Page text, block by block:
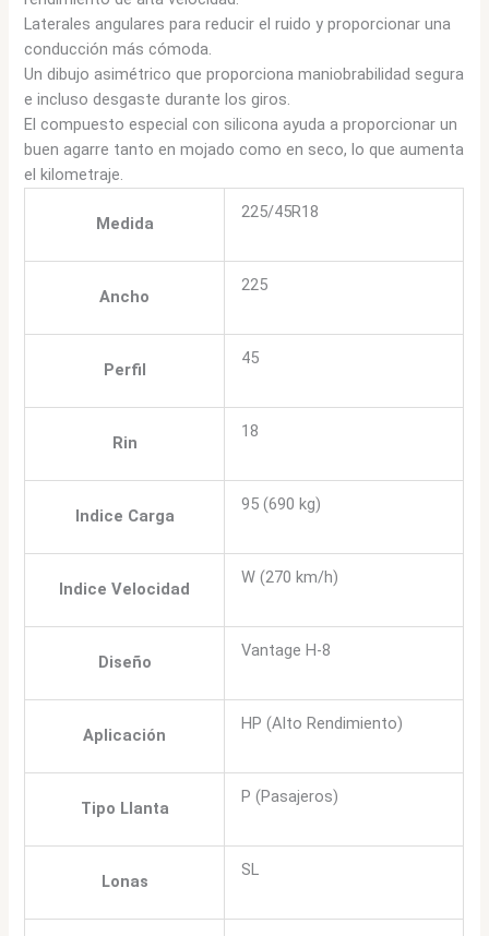
Laterales angulares para reducir el ruido y proporcionar una
conducción más cómoda.
Un dibujo asimétrico que proporciona maniobrabilidad segura
e incluso desgaste durante los giros.
El compuesto especial con silicona ayuda a proporcionar un
buen agarre tanto en mojado como en seco, lo que aumenta
el kilometraje.
Medida
225/45R18
Ancho
225
Perfil
45
Rin
18
Indice Carga
95 (690 kg)
Indice Velocidad
W (270 km/h)
Diseño
Vantage H-8
Aplicación
HP (Alto Rendimiento)
Tipo Llanta
P (Pasajeros)
Lonas
SL